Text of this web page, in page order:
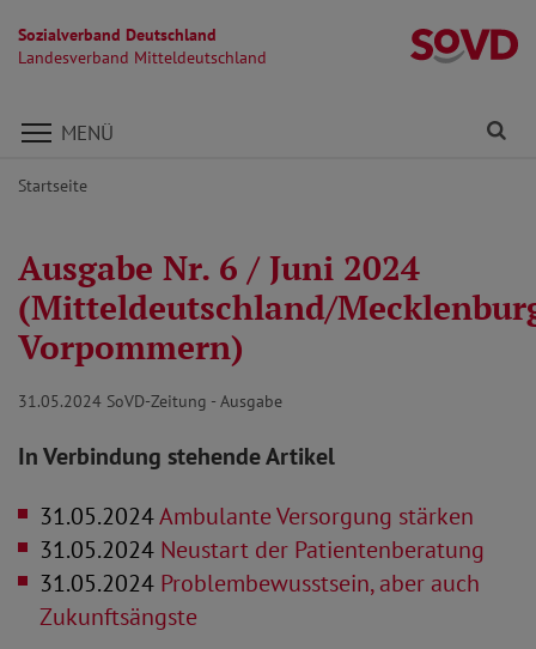
Sozialverband Deutschland
Landesverband Mitteldeutschland
Direkt zu den Inhalten springen
MENÜ
Startseite
Ausgabe Nr. 6 / Juni 2024
(Mitteldeutschland/
Vorpommern)
31.05.2024 SoVD-Zeitung - Ausgabe
In Verbindung stehende Artikel
31.05.2024Ambulante Versorgung stärken
31.05.2024 Neustart der Patientenberatung
31.05.2024 Problembewusstsein, aber auch
Zukunftsängste